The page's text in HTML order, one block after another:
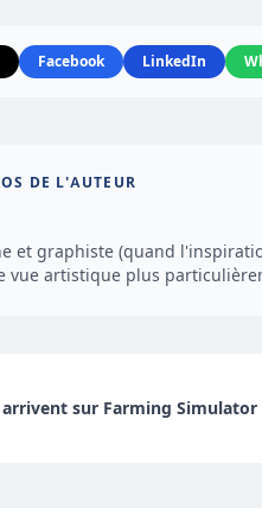
Facebook LinkedIn
DE L'AUTEUR
et graphiste (quand
vue artistique plus
sur Farming Simulator